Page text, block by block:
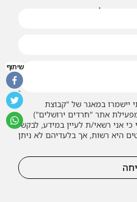
ונחזור אליכם בהקדם
יישמרו במאגר של "קבוצת
אתר "חרדים ירושלים")
כי אני רשאי/ת לעיין במידע, לבקש
היא רשות, אך בלעדיהם לא ניתן
שיתוף